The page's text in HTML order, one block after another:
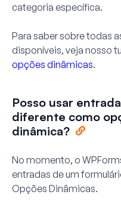
categoria específica.
Para saber sobre todas
disponíveis, veja nosso
opções dinâmicas.
Posso usar
diferente como
dinâmica?
No momento, o
entradas de um
Opções Dinâmicas.